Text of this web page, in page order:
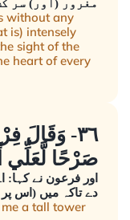
مغرور (اور) سر
without any
is) intensely
sight of the
heart of every
٣٦- وَقَالَ
صَرْحًا لَّعَلِّي
اور فرعون نے کہا:
دے تاکہ میں (اس
a tall tower